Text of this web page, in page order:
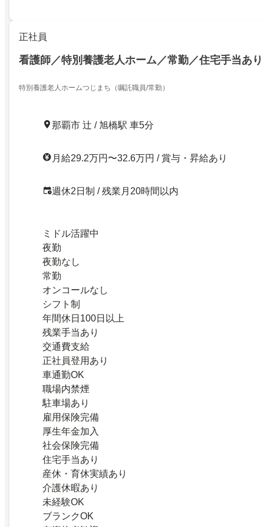
正社員
看護師／特別養護老人ホーム／常勤／住宅手当あり
特別養護老人ホームつじまち（嘱託職員/常勤）
那覇市 辻 / 旭橋駅 車5分
月給29.2万円〜32.6万円 / 賞与・昇給あり
週休2日制 / 残業月20時間以内
ミドル活躍中
夜勤
夜勤なし
常勤
オンコールなし
シフト制
年間休日100日以上
残業手当あり
交通費支給
正社員登用あり
車通勤OK
職場内禁煙
駐車場あり
雇用保険完備
厚生年金加入
社会保険完備
住宅手当あり
産休・育休実績あり
介護休暇あり
未経験OK
ブランクOK